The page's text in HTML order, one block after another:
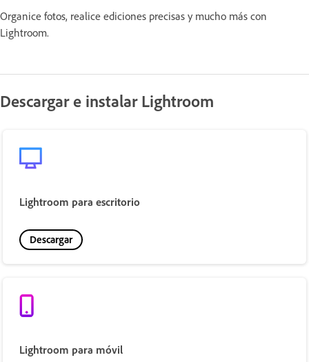
Organice fotos, realice ediciones precisas y mucho más con
Lightroom.
Descargar e instalar Lightroom
Lightroom para escritorio
Descargar
Lightroom para móvil